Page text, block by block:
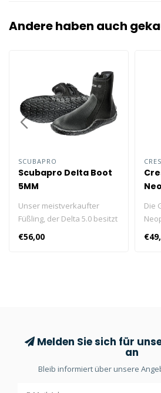
Andere haben auch
SCUBAPRO
Scubapro Delta Boot
5MM
Unser meistverkaufter
Füßling, der Delta 5.0 besitzt
eine robuste und dennoch
flexible Außensohle sowie
€56,00
Die
Melden Sie sich für
an
Bleib informiert über unsere